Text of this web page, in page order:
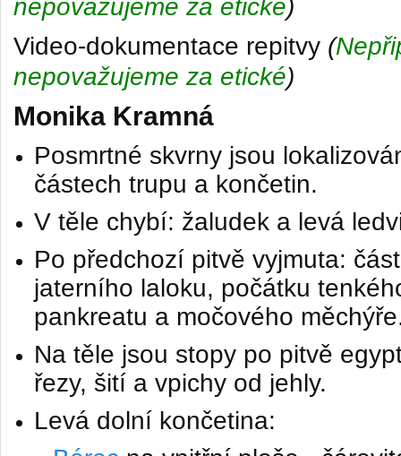
nepovažujeme za etické)
Video-dokumentace repitvy (
nepovažujeme za etické)
Monika Kramná
Posmrtné skvrny jsou
částech trupu a končetin.
V těle chybí: žaludek a levá
Po předchozí pitvě vyjmuta:
jaterního laloku, počátku
pankreatu a močového
Na těle jsou stopy po pitvě
řezy, šití a vpichy od jehly​.
Levá dolní končetina: